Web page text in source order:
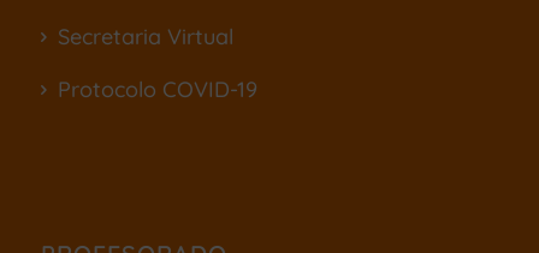
Secretaria Virtual
Protocolo COVID-19